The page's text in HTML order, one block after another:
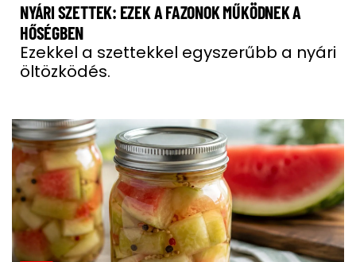
NYÁRI SZETTEK: EZEK A FAZONOK MŰKÖDNEK A
HŐSÉGBEN
Ezekkel a szettekkel egyszerűbb a nyári
öltözködés.